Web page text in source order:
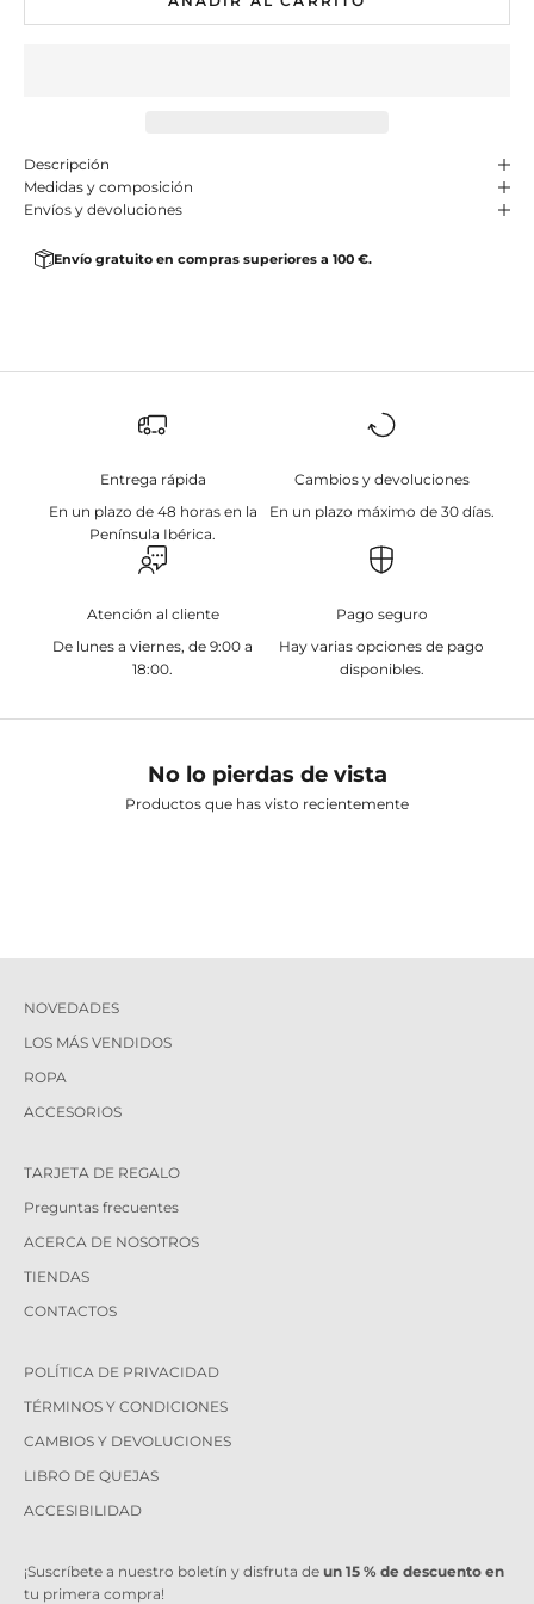
Descripción
Medidas y composición
Envíos y devoluciones
Envío gratuito en compras superiores a 100 €.
Entrega rápida
En un plazo de 48 horas en la
Península Ibérica.
Cambios y devoluciones
En un plazo máximo de 30 días.
Atención al cliente
De lunes a viernes, de 9:00 a
18:00.
Pago seguro
Hay varias opciones de pago
disponibles.
No lo pierdas de vista
Productos que has visto recientemente
NOVEDADES
LOS MÁS VENDIDOS
ROPA
ACCESORIOS
TARJETA DE REGALO
Preguntas frecuentes
ACERCA DE NOSOTROS
TIENDAS
CONTACTOS
POLÍTICA DE PRIVACIDAD
TÉRMINOS Y CONDICIONES
CAMBIOS Y DEVOLUCIONES
LIBRO DE QUEJAS
ACCESIBILIDAD
¡Suscríbete a nuestro boletín y disfruta de un 15 % de descuento en
tu primera compra!